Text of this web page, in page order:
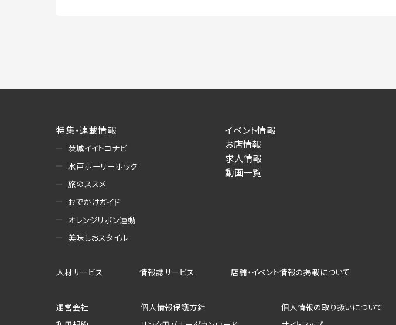
特集・連載情報
茨城イイトコナビ
水戸ホーリーホック
旅のススメ
おでかけガイド
オレンジリボン運動
美味しおスタイル
イベント情報
お店情報
求人情報
動画一覧
人材サービス 情報誌サービス 店舗・イベント情報の掲載について
運営会社 個人情報保護方針
個人情報の取り扱いについて